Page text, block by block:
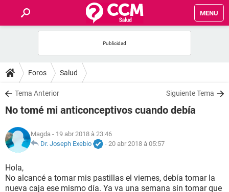
MENU
FORUMS
SALUD
NUTRICIÓN
BIENESTAR
Foros Salud
Tema Anterior Siguiente Tema
No tomé mi anticonceptivos cuando debía
Magda - 19 abr 2018 à 23:46
Dr. Joseph Exebio
- 20 abr 2018 à 05:57
Hola,
No alcancé a tomar mis pastillas el viernes, debía tomar la
nueva caja ese mismo día. Ya va una semana sin tomar que